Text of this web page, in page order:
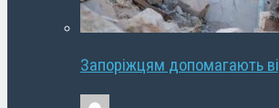
Запоріжцям допомагають